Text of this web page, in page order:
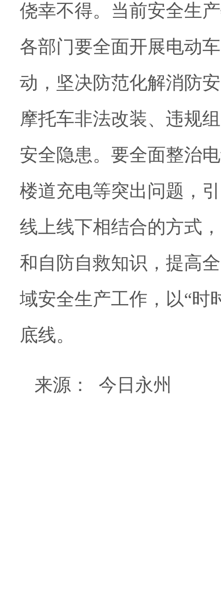
侥幸不得。当前安全生
各部门要全面开展电动
动，坚决防范化解消防
摩托车非法改装、违规
安全隐患。要全面整治
楼道充电等突出问题，
线上线下相结合的方式
和自防自救知识，提高
域安全生产工作，以“时
底线。
来源： 今日永州